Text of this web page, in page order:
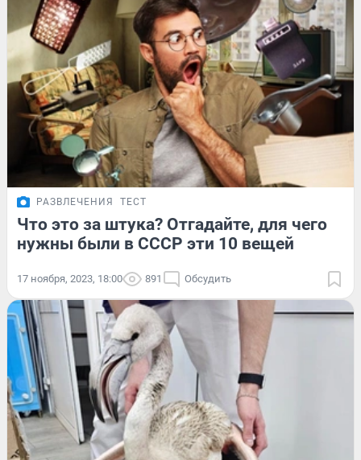
РАЗВЛЕЧЕНИЯ ТЕСТ
Что это за штука? Отгадайте, для чего
нужны были в СССР эти 10 вещей
17 ноября, 2023, 18:00 891 Обсудить